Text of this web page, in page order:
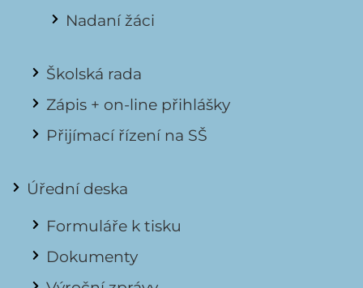
Nadaní žáci
Školská rada
Zápis + on-line přihlášky
Přijímací řízení na SŠ
Úřední deska
Formuláře k tisku
Dokumenty